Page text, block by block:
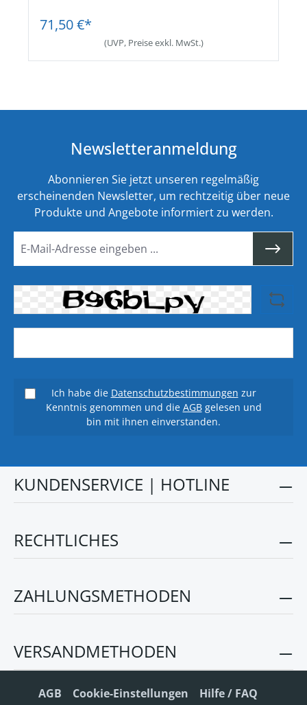
71,50 €*
(UVP, Preise exkl. MwSt.)
Newsletteranmeldung
Abonnieren Sie jetzt unseren regelmäßig
erscheinenden Newsletter, um rechtzeitig über neue
Produkte und Angebote informiert zu werden.
Ich habe die Datenschutzbestimmungen zur
Kenntnis genommen und die AGBgelesen und
bin mit ihnen einverstanden.
KUNDENSERVICE | HOTLINE
RECHTLICHES
ZAHLUNGSMETHODEN
VERSANDMETHODEN
AGB Cookie-Einstellungen Hilfe / FAQ